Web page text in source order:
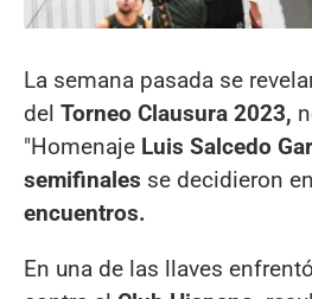
La semana pasada se
del Torneo Clausura 2023,
"Homenaje Luis Salcedo
semifinales se decidieron
encuentros.
En una de las llaves